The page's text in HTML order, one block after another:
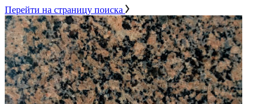
Перейти на страницу поиска